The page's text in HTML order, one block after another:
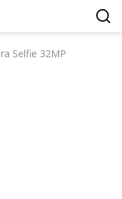
Selfie 32MP